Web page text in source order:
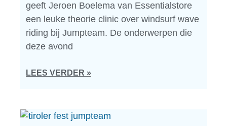
geeft Jeroen Boelema van Essentialstore
een leuke theorie clinic over windsurf wave
riding bij Jumpteam. De onderwerpen die
deze avond
LEES VERDER »